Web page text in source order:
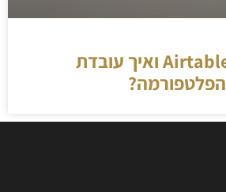
מה זה Airtable ואיך עובדת
הפלטפורמה?